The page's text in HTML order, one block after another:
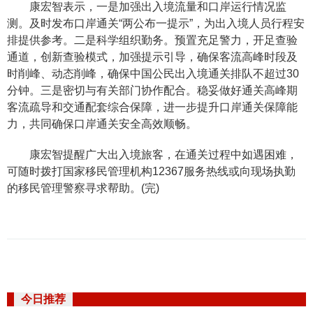
康宏智表示，一是加强出入境流量和口岸运行情况监
测。及时发布口岸通关“两公布一提示”，为出入境人员行程安
排提供参考。二是科学组织勤务。预置充足警力，开足查验
通道，创新查验模式，加强提示引导，确保客流高峰时段及
时削峰、动态削峰，确保中国公民出入境通关排队不超过30
分钟。三是密切与有关部门协作配合。稳妥做好通关高峰期
客流疏导和交通配套综合保障，进一步提升口岸通关保障能
力，共同确保口岸通关安全高效顺畅。
康宏智提醒广大出入境旅客，在通关过程中如遇困难，
可随时拨打国家移民管理机构12367服务热线或向现场执勤
的移民管理警察寻求帮助。(完)
今日推荐